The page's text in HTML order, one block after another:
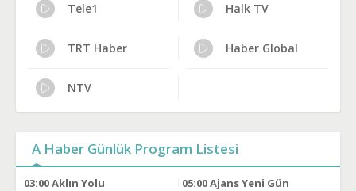
Tele1 Halk TV
TRT Haber Haber Global
NTV
A Haber Günlük Program Listesi
03:00Aklın Yolu 05:00Ajans Yeni Gün